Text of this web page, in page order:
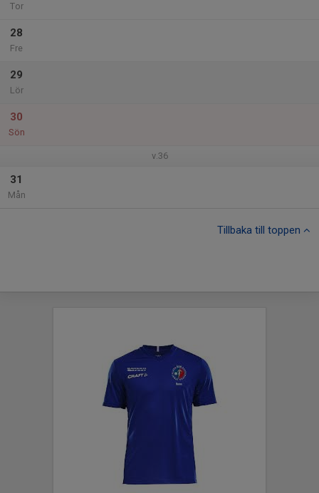
Tor
28
Fre
29
Lör
30
Sön
v.36
31
Mån
Tillbaka till toppen